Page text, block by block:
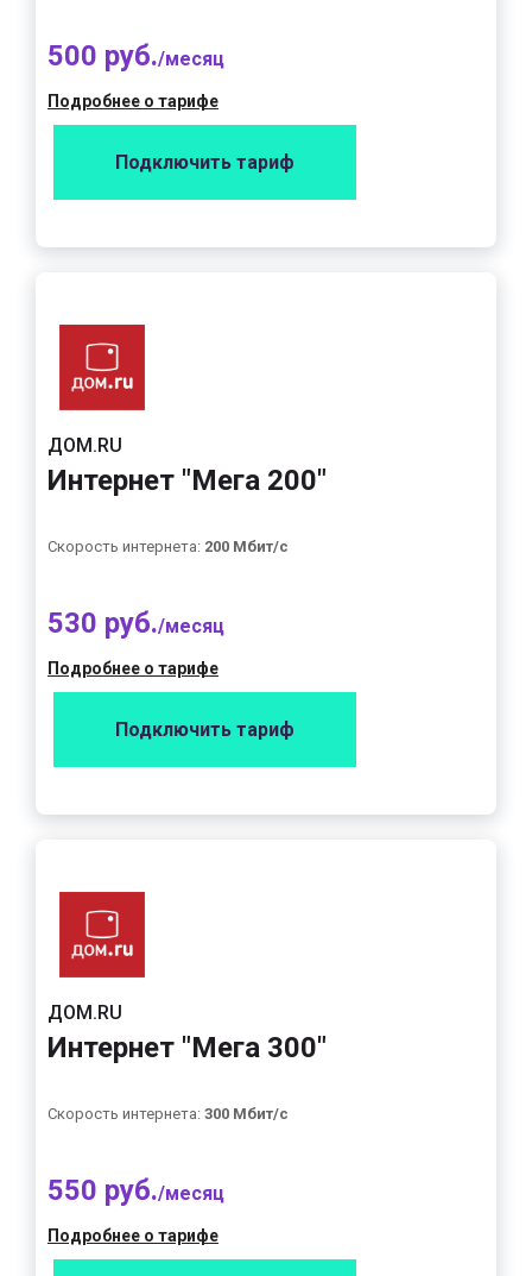
500 руб./месяц
Подробнее о тарифе
Подключить тариф
ДОМ.RU
Интернет "Мега 200"
Скорость интернета: 200 Мбит/с
530 руб./месяц
Подробнее о тарифе
Подключить тариф
ДОМ.RU
Интернет "Мега 300"
Скорость интернета: 300 Мбит/с
550 руб./месяц
Подробнее о тарифе